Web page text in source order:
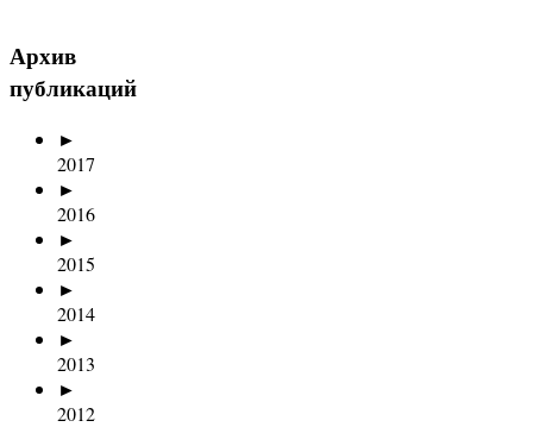
Архив
публикаций
►
2017
►
2016
►
2015
►
2014
►
2013
►
2012